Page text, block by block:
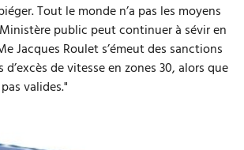
Tout le monde n’a pas les moyens
public peut continuer à sévir en
Jacques Roulet s’émeut des sanctions
de vitesse en zones 30, alors que
valides."